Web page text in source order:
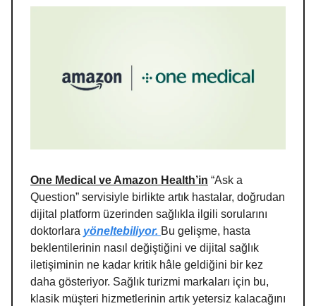
One Medical ve Amazon Health’in “Ask a
Question” servisiyle birlikte artık hastalar, doğrudan
dijital platform üzerinden sağlıkla ilgili sorularını
doktorlara yöneltebiliyor. Bu gelişme, hasta
beklentilerinin nasıl değiştiğini ve dijital sağlık
iletişiminin ne kadar kritik hâle geldiğini bir kez
daha gösteriyor. Sağlık turizmi markaları için bu,
klasik müşteri hizmetlerinin artık yetersiz kalacağını